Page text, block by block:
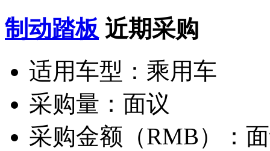
制动踏板 近期采购
适用车型： 乘用车
采购量： 面议
采购金额（RMB）：